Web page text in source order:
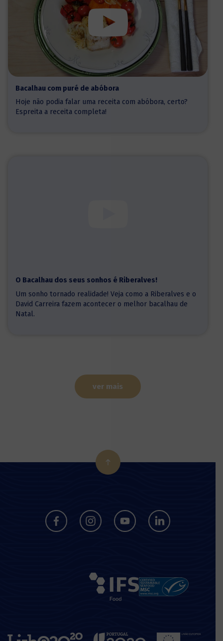
Bacalhau com puré de abóbora
Hoje não podia falar uma receita com abóbora, certo?
Espreita a receita completa!
O Bacalhau dos seus sonhos é Riberalves!
Um sonho tornado realidade! Veja como a Riberalves e o
David Carreira fazem acontecer o melhor bacalhau de
Natal.
ver mais